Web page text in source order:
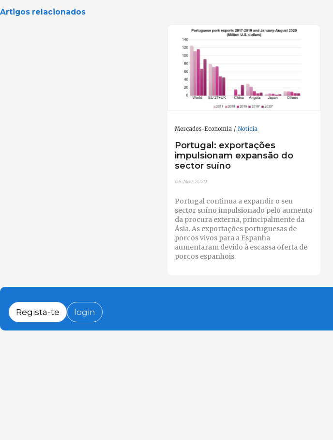
Artigos relacionados
Mercados-Economia Notícia
Portugal: exportações
impulsionam expansão do
sector suíno
06-Nov-2020
Portugal continua a expandir o seu
sector suíno impulsionado pelo aumento
da procura externa, principalmente da
Ásia. As exportações portuguesas de
porcos vivos para a Espanha
aumentaram devido à escassa oferta de
porcos espanhois.
Regista-te login